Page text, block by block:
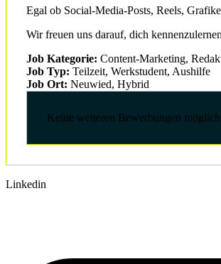
Egal ob Social-Media-Posts, Reels,
Wir freuen uns darauf, dich
Job Kategorie: Content-Marketing
Job Typ: Teilzeit Werkstudent Aushilfe
Job Ort: Neuwied Hybrid
Keine weiteren Bewerbungen
Linkedin